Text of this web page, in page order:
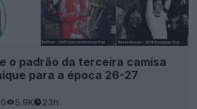
o padrão da terceira camisa
para a época 26-27
0 5.9K 23h